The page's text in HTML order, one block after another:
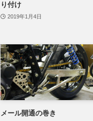
り付け
2019年1月4日
メール開通の巻き